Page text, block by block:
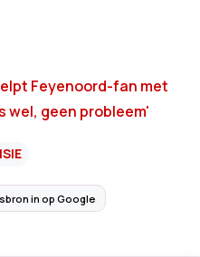
Feyenoord-fan met
wel, geen probleem'
in op Google